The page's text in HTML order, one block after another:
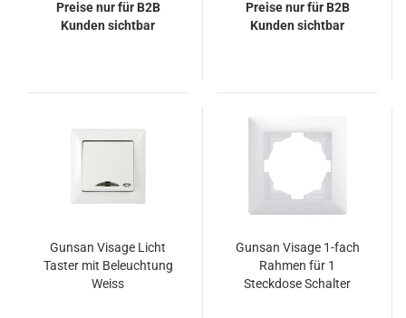
Preise nur für B2B
Kunden sichtbar
Preise nur für B2B
Kunden sichtbar
Gunsan Visage Licht
Taster mit Beleuchtung
Weiss
Gunsan Visage 1-fach
Rahmen für 1
Steckdose Schalter